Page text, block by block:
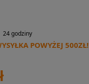
24 godziny
POWYŻEJ 500ZŁ!